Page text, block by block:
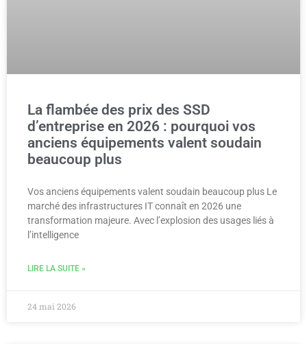
La flambée des prix des SSD
d’entreprise en 2026 : pourquoi vos
anciens équipements valent soudain
beaucoup plus
Vos anciens équipements valent soudain beaucoup plus Le
marché des infrastructures IT connaît en 2026 une
transformation majeure. Avec l’explosion des usages liés à
l’intelligence
LIRE LA SUITE »
24 mai 2026